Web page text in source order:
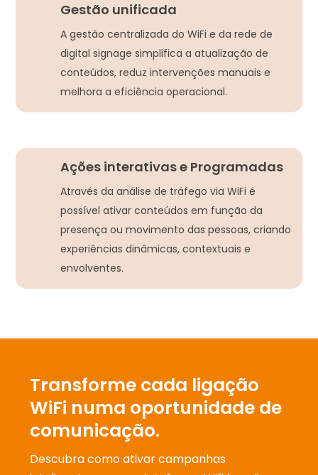
Gestão unificada
A gestão centralizada do WiFi e da rede de
digital signage simplifica a atualização de
conteúdos, reduz intervenções manuais e
melhora a eficiência operacional.
Ações interativas e Programadas
Através da análise de tráfego via WiFi é
possível ativar conteúdos em função da
presença ou movimento das pessoas, criando
experiências dinâmicas, contextuais e
envolventes.
Transforme cada ligação
WiFi numa oportunidade de
comunicação.
Descubra como ativar campanhas